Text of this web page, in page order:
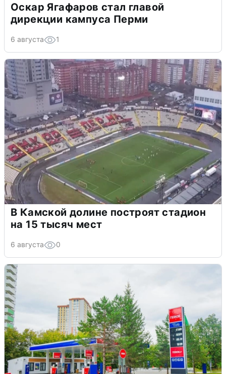
Оскар Ягафаров стал главой
дирекции кампуса Перми
6 августа 1
В Камской долине построят стадион
на 15 тысяч мест
6 августа 0